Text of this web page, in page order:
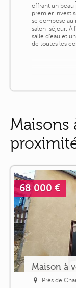
offrant un beau
premier
se compose
salon-séjour. À
salle d'eau et
de toutes les
Maisons
68 000 €
Maison à
Près de